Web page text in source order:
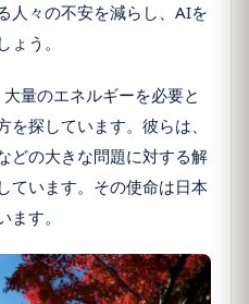
人々の不安を減らし、AIを
う。
量のエネルギーを必要と
探しています。彼らは、
どの大きな問題に対する解
ています。その使命は日本
す。